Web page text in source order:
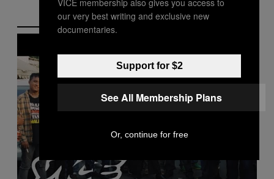
a
v
d
e
o
our very best writing and exclusive new
documentaries.
Support for $2
See All Membership Plans
Or, continue for free